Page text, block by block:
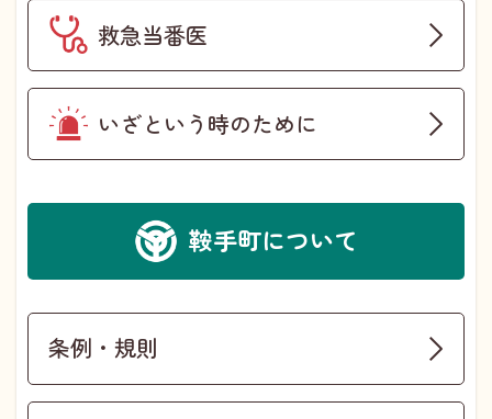
救急当番医
いざという時のために
鞍手町について
条例・規則